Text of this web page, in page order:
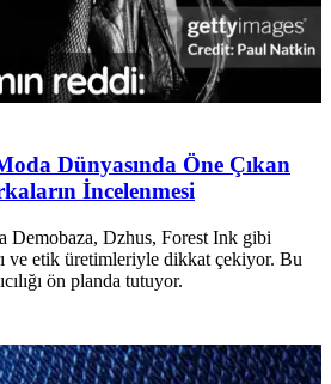
Dünyasında Öne Çıkan
İncelenmesi
Demobaza, Dzhus, Forest Ink gibi
ve etik üretimleriyle dikkat çekiyor. Bu
ön planda tutuyor.